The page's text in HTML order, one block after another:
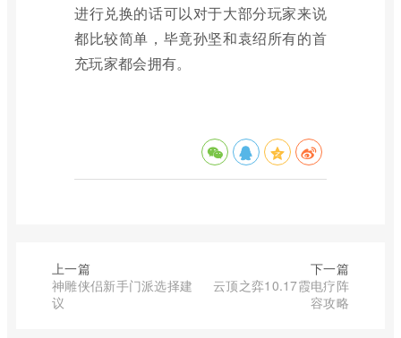
进行兑换的话可以对于大部分玩家来说
都比较简单，毕竟孙坚和袁绍所有的首
充玩家都会拥有。
上一篇
神雕侠侣新手门派选择建
议
下一篇
云顶之弈10.17霞电疗阵
容攻略